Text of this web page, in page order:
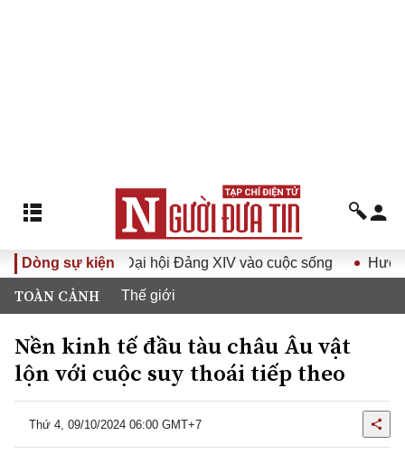
Dòng sự kiện
quyết Đại hội Đảng XIV vào cuộc sống Hướng tới
TOÀN CẢNH Thế giới
Nền kinh tế đầu tàu châu Âu vật
lộn với cuộc suy thoái tiếp theo
Thứ 4, 09/10/2024 06:00 GMT+7